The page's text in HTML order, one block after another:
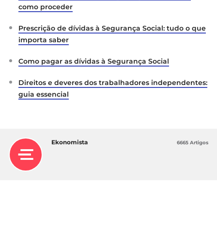
como proceder
Prescrição de dívidas à Segurança Social: tudo o que
importa saber
Como pagar as dívidas à Segurança Social
Direitos e deveres dos trabalhadores independentes:
guia essencial
Ekonomista 6665 Artigos